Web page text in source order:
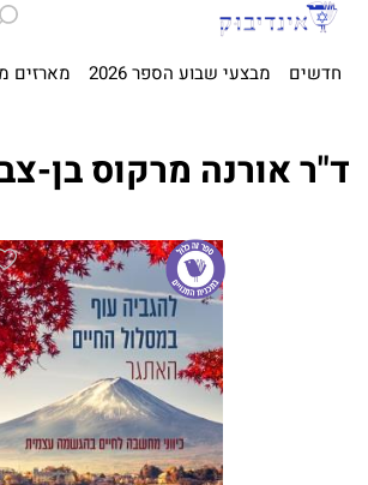
חדשים מבצעי שבוע הספר 2026 מארזים
ד"ר אורנה מרקוס בן-